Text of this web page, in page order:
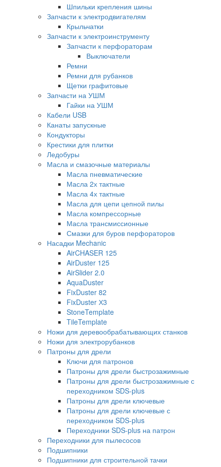
Шпильки крепления шины
Запчасти к электродвигателям
Крыльчатки
Запчасти к электроинструменту
Запчасти к перфораторам
Выключатели
Ремни
Ремни для рубанков
Щетки графитовые
Запчасти на УШМ
Гайки на УШМ
Кабели USB
Канаты запускные
Кондукторы
Крестики для плитки
Ледобуры
Масла и смазочные материалы
Масла пневматические
Масла 2х тактные
Масла 4х тактные
Масла для цепи цепной пилы
Масла компрессорные
Масла трансмиссионные
Смазки для буров перфораторов
Насадки Mechanic
AirCHASER 125
AirDuster 125
AirSlider 2.0
AquaDuster
FixDuster 82
FixDuster Х3
StoneTemplate
TileTemplate
Ножи для деревообрабатывающих станков
Ножи для электрорубанков
Патроны для дрели
Ключи для патронов
Патроны для дрели быстрозажимные
Патроны для дрели быстрозажимные с
переходником SDS-plus
Патроны для дрели ключевые
Патроны для дрели ключевые с
переходником SDS-plus
Переходники SDS-plus на патрон
Переходники для пылесосов
Подшипники
Подшипники для строительной тачки